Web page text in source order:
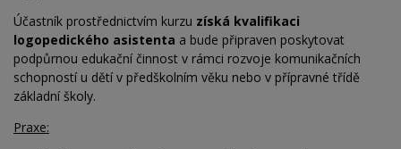
Účastník prostřednictvím kurzu získá kvalifikaci
logopedického asistenta a bude připraven poskytovat
podpůrnou edukační činnost v rámci rozvoje komunikačních
schopností u dětí v předškolním věku nebo v přípravné třídě
základní školy.
Praxe: